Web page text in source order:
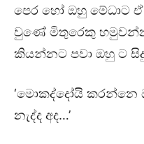
පෙර හෝ ඔහු මේධාට ඒ
වුණේ මිතුරෙකු
කියන්නට පවා ඔහු ට
‘මොකද්දෝයි කරන්නෙ
නැද්ද අද…’